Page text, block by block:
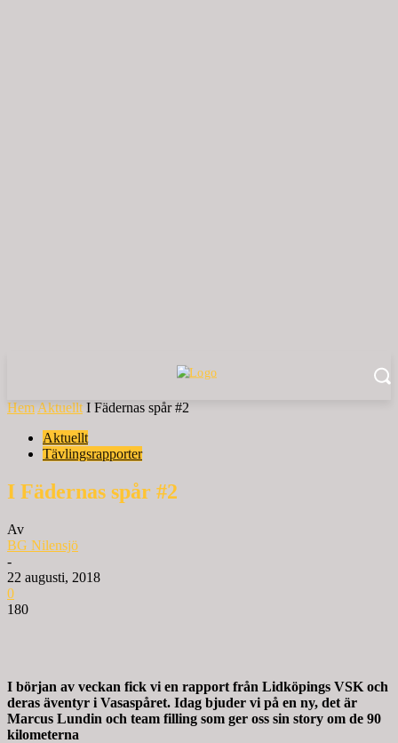
Hem Aktuellt I Fädernas spår #2
Aktuellt
Tävlingsrapporter
I Fädernas spår #2
Av
BG Nilensjö
-
22 augusti, 2018
0
180
I början av veckan fick vi en rapport från Lidköpings VSK och
deras äventyr i Vasaspåret. Idag bjuder vi på en ny, det är
Marcus Lundin och team filling som ger oss sin story om de 90
kilometerna